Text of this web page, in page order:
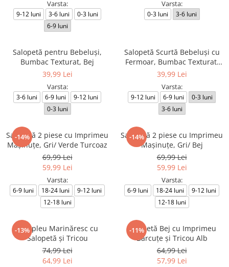
Varsta:
9-12 luni 3-6 luni
0-3 luni
6-9 luni
Varsta:
0-3 luni 3-6 luni
Salopetă pentru Bebeluși,
Bumbac Texturat, Bej
39,99 Lei
Varsta:
3-6 luni 6-9 luni
9-12 luni
0-3 luni
Salopetă Scurtă Bebeluși cu
Fermoar, Bumbac Texturat,
Albastru indigo
39,99 Lei
Varsta:
9-12 luni 6-9 luni
0-3 luni
3-6 luni
-14%
Salopetă 2 piese cu Imprimeu
Mașinuțe, Gri/ Verde Turcoaz
69,99 Lei
59,99 Lei
Varsta:
6-9 luni 18-24 luni
9-12 luni
12-18 luni
-14%
Salopetă 2 piese cu Imprimeu
Mașinuțe, Gri/ Bej
69,99 Lei
59,99 Lei
Varsta:
6-9 luni 18-24 luni
9-12 luni
12-18 luni
-13%
Compleu Marinăresc cu
Salopetă și Tricou
74,99 Lei
64,99 Lei
-11%
Salopetă Bej cu Imprimeu
Bărcuțe și Tricou Alb
64,99 Lei
57,99 Lei